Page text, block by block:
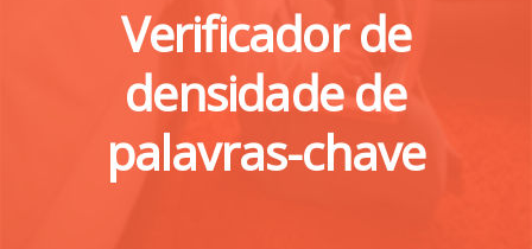
Verificador de
densidade de
palavras-chave